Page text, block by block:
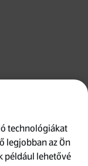
technológiákat
legjobban az Ön
például lehetővé